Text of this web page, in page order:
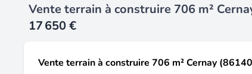
Vente terrain à construire 706 m²
17 650 €
Vente terrain à construire 706 m² Cernay